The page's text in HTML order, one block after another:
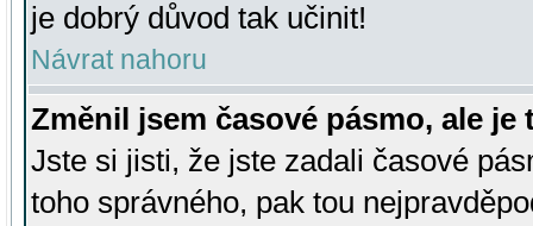
je dobrý důvod tak učinit!
Návrat nahoru
Změnil jsem časové pásmo, ale je
Jste si jisti, že jste zadali časové
toho správného, pak tou